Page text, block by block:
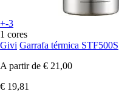
+-3
1 cores
Givi Garrafa térmica STF500S
A partir de € 21,00
€ 19,81